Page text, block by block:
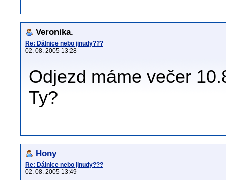
Veronika.
Re: Dálnice nebo jinudy???
02. 08. 2005 13:28
Odjezd máme večer
Ty?
Hony
Re: Dálnice nebo jinudy???
02. 08. 2005 13:49